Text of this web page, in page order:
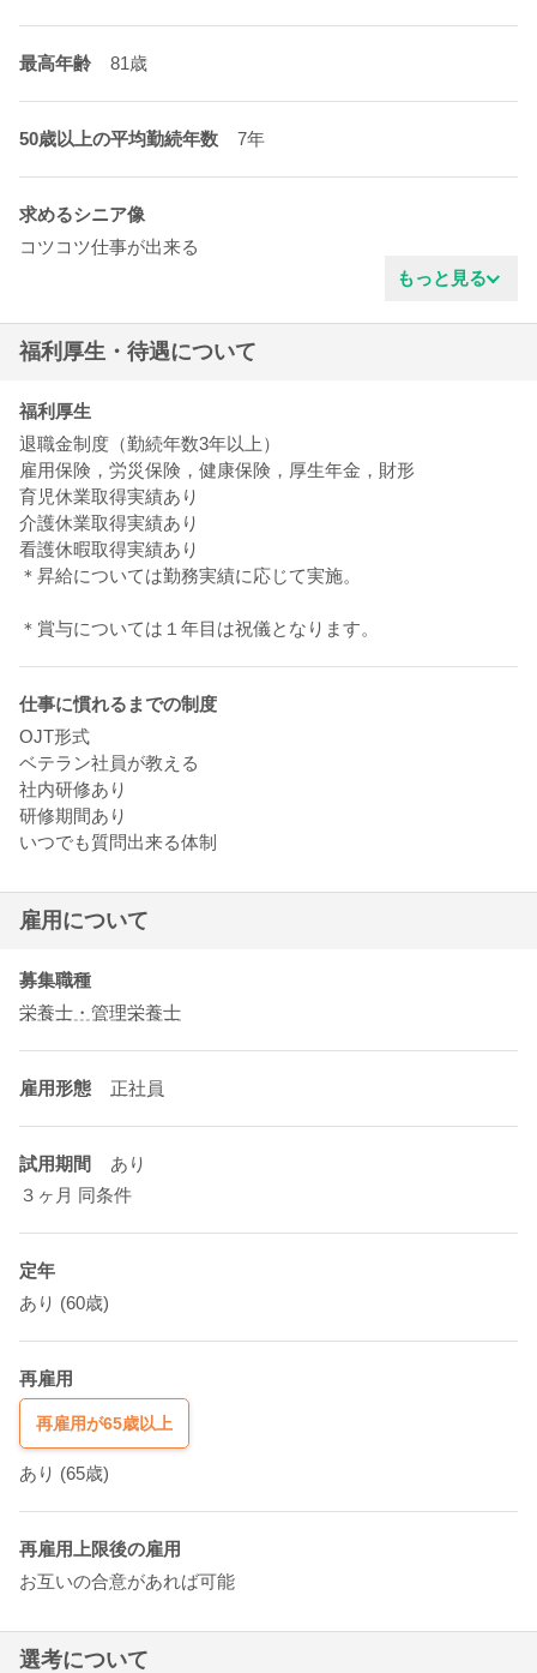
最高年齢 81歳
50歳以上の平均勤続年数 7年
求めるシニア像
コツコツ仕事が出来る
明るいタイプ
新しい事を学ぶ姿勢
責任感がある
もっと見る
福利厚生・待遇について
福利厚生
退職金制度（勤続年数3年以上）
雇用保険，労災保険，健康保険，厚生年金，財形
育児休業取得実績あり
介護休業取得実績あり
看護休暇取得実績あり
＊昇給については勤務実績に応じて実施。
＊賞与については１年目は祝儀となります。
仕事に慣れるまでの制度
OJT形式
ベテラン社員が教える
社内研修あり
研修期間あり
いつでも質問出来る体制
雇用について
募集職種
栄養士・管理栄養士
雇用形態 正社員
試用期間
あり
３ヶ月 同条件
定年
あり (60歳)
再雇用
再雇用が65歳以上
あり (65歳)
再雇用上限後の雇用
お互いの合意があれば可能
選考について